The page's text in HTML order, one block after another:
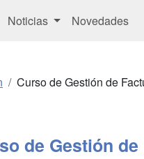
Noticias Novedades
Curso de Gestión de
de Gestión